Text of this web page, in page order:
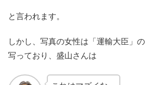
と言われます。
しかし、写真の女性は「運輸大臣」
写っており、盛山さんは